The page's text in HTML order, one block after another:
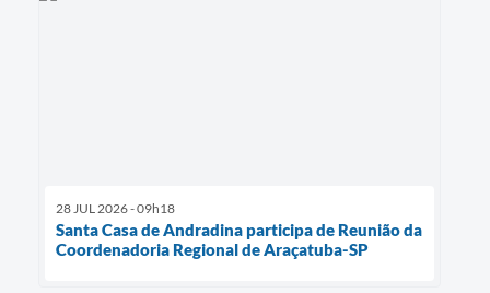
28 JUL 2026 - 09h18
Santa Casa de Andradina participa de Reunião da
Coordenadoria Regional de Araçatuba-SP